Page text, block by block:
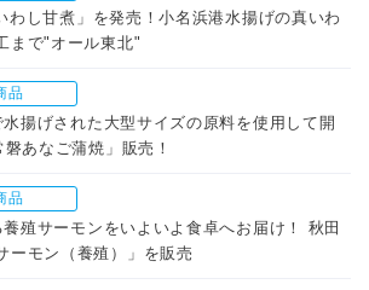
わし甘煮」を発売！小名浜港水揚げの真いわ
まで"オール東北"
品
揚げされた大型サイズの原料を使用して開
あなご蒲焼」販売！
品
殖サーモンをいよいよ食卓へお届け！ 秋田
ーモン（養殖）」を販売